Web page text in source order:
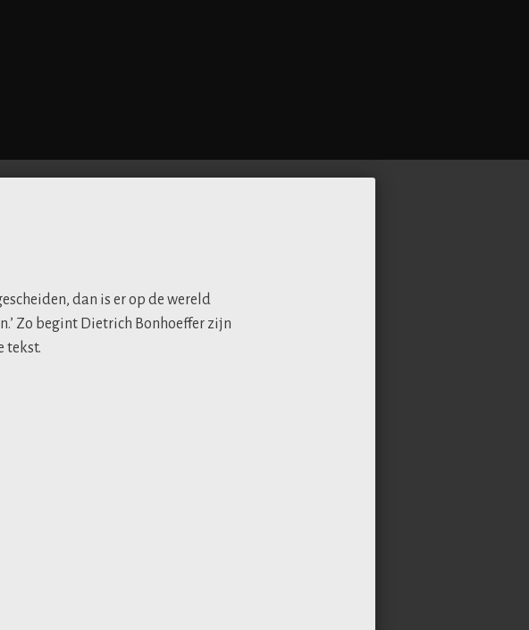
dan is er op de wereld
Zo begint Dietrich Bonhoeffer zijn
tekst.